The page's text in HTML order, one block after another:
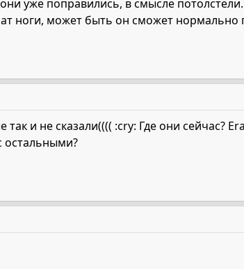
уже поправились, в смысле потолстели.
ноги, может быть он сможет нормально
и не сказали(((( :cry: Где они сейчас?
остальными?